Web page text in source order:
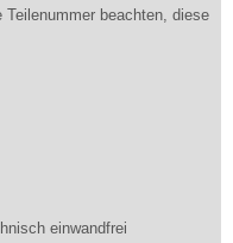
beachten, diese
einwandfrei